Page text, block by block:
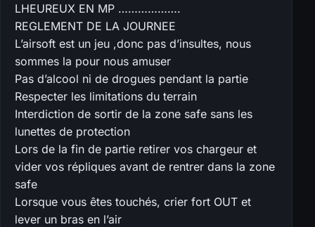
LHEUREUX EN MP ……………….
REGLEMENT DE LA JOURNEE
L’airsoft est un jeu ,donc pas d’insultes, nous
sommes la pour nous amuser
Pas d’alcool ni de drogues pendant la partie
Respecter les limitations du terrain
Interdiction de sortir de la zone safe sans les
lunettes de protection
Lors de la fin de partie retirer vos chargeur et
vider vos répliques avant de rentrer dans la zone
safe
Lorsque vous êtes touchés, crier fort OUT et
lever un bras en l’air